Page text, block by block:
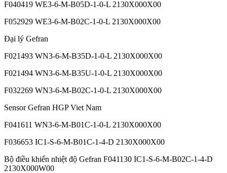
F040419 WE3-6-M-B05D-1-0-L 2130X000X00
F052929 WE3-6-M-B02C-1-0-L 2130X000X00
Đại lý Gefran
F021493 WN3-6-M-B35D-1-0-L 2130X000X00
F021494 WN3-6-M-B35U-1-0-L 2130X000X00
F032269 WN3-6-M-B02C-1-0-L 2130X000X00
Sensor Gefran HGP Viet Nam
F041611 WN3-6-M-B01C-1-0-L 2130X000X00
F036653 IC1-S-6-M-B01C-1-4-D 2130X000X00
Bộ điều khiển nhiệt độ Gefran F041130 IC1-S-6-M-B02C-1-4-D
2130X000W00